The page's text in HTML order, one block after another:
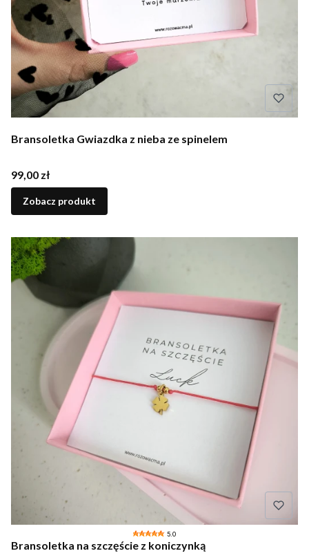
Bransoletka Gwiazdka z nieba ze spinelem
Cena
99,00 zł
Zobacz produkt
5.0
Bransoletka na szczęście z koniczynką